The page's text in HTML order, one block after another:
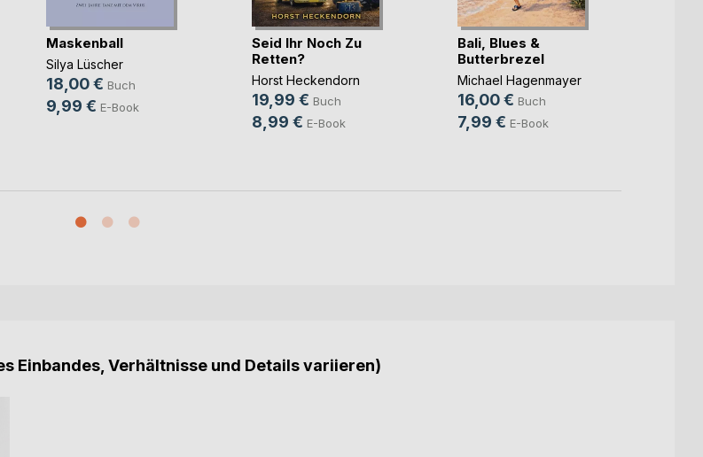
Maskenball
Silya Lüscher
18,00 € Buch
9,99 € E-Book
Seid Ihr Noch Zu
Retten?
Horst Heckendorn
19,99 € Buch
8,99 € E-Book
Bali, Blues &
Butterbrezel
Michael Hagenmayer
16,00 € Buch
7,99 € E-Book
Einbandes, Verhältnisse und Details variieren)